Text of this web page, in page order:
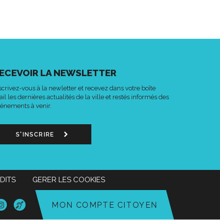
LA NEWSLETTER
vous à la newletter et recevez dans votre boîte
les dernières actualités de la ville et restés informés des
à venir.
S'INSCRIRE
GERER LES COOKIES
MON COMPTE CITOYEN
Lien
vers
Acce-
o